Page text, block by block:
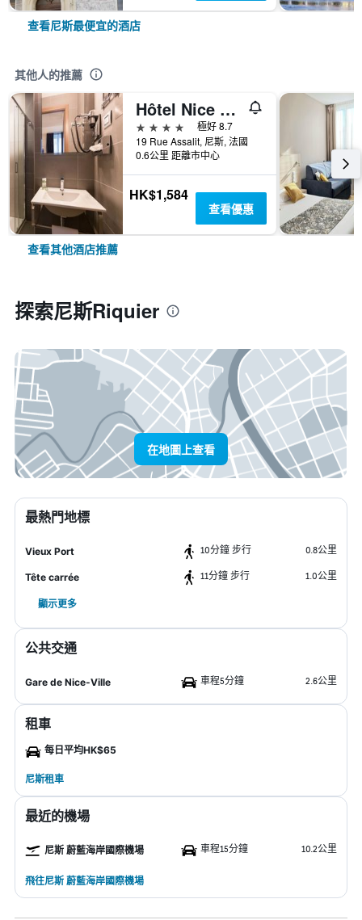
查看尼斯最便宜的酒店
其他人的推薦
Hôtel Nice Azur Riviera
4星級
極好 8.7
19 Rue Assalit, 尼斯, 法國
0.6公里 距離市中心
HK$1,584
查看優惠
查看其他酒店推薦
探索尼斯Riquier
在地圖上查看
最熱門地標
Vieux Port 10分鐘 步行 0.8公里
Tête carrée 11分鐘 步行 1.0公里
顯示更多
公共交通
Gare de Nice-Ville 車程5分鐘 2.6公里
租車
每日平均HK$65
尼斯租車
最近的機場
尼斯 蔚藍海岸國際機場 車程15分鐘 10.2公里
飛往尼斯 蔚藍海岸國際機場